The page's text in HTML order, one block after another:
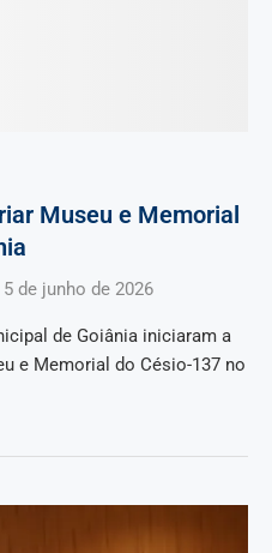
Museu e Memorial
5 de junho de 2026
de Goiânia iniciaram a
e Memorial do Césio-137 no